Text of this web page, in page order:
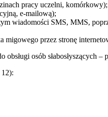
pracy uczelni, komórkowy);
e-mailową);
wiadomości SMS, MMS,
migowego przez stronę
obsługi osób słabosłyszących –